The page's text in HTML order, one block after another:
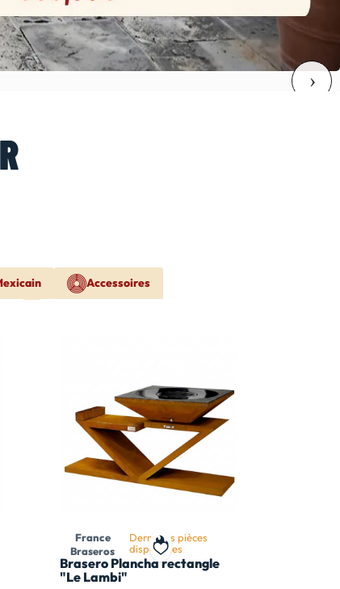
Accessoires
de souhait Ajouter à ma liste de souhait
France
Braseros
Dernières pièces
disponibles
Brasero Plancha rectangle
"Le Lambi"